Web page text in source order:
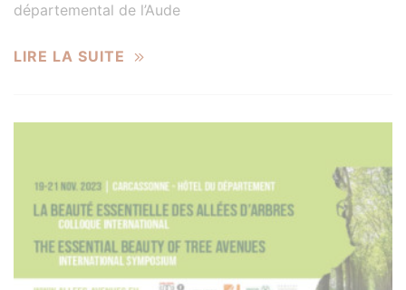
départemental de l’Aude
LIRE LA SUITE